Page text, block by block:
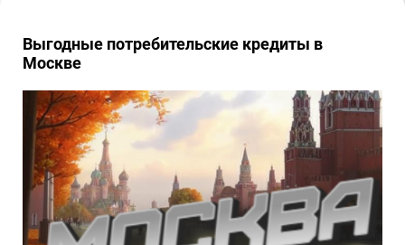
Выгодные потребительские кредиты в
Москве